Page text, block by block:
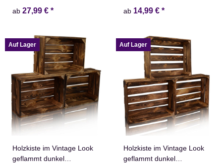
50x40x30cm
ab 27,99 € * ab 14,99 € *
Auf Lager
Holzkiste im Vintage Look
geflammt dunkel
Auf Lager
Holzkiste im Vintage Look
geflammt dunkel